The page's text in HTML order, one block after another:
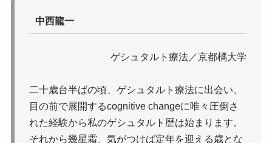
中西龍一
ゲシュタルト療法／京都橘大学
二十歳台半ばの頃、ゲシュタルト療法に出会い、
目の前で展開するcognitive changeに唯々圧倒さ
れた経験から私のゲシュタルト歴は始まります。
それから幾星霜、気がつけば定年を迎える歳とな